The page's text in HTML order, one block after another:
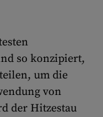
so konzipiert,
um die
von
der Hitzestau